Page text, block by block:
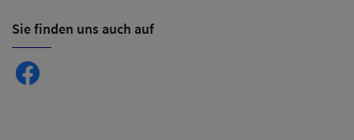
Sie finden uns auch auf